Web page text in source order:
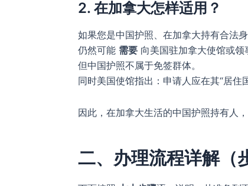
2. 在加拿大怎样适用？
如果您是中国护照、在加拿大持有合法
仍然可能 需要 向美国驻加拿大使馆或
但中国护照不属于免签群体。
同时美国使馆指出：申请人应在其“居住
因此，在加拿大生活的中国护照持有人
二、办理流程详解（